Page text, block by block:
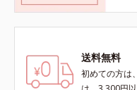
送料無料
初めての方は